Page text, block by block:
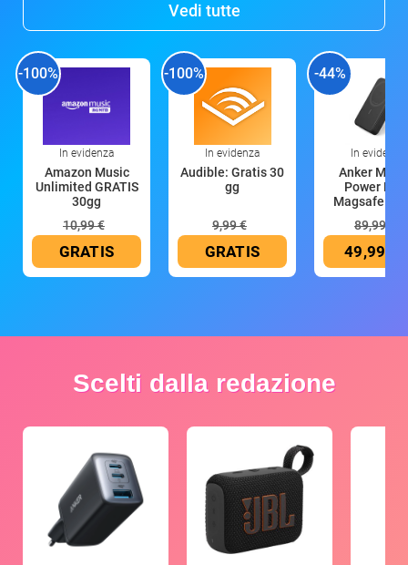
Vedi tutte
-100%
In evidenza
Amazon Music
Unlimited GRATIS
30gg
10,99 €
GRATIS
-100%
In evidenza
Audible: Gratis 30
gg
9,99 €
GRATIS
-44%
In evidenza
Anker
Power
Magsafe
89,99 €
49,99 €
Scelti dalla redazione